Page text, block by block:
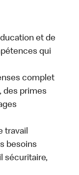
et de
qui
complet
des primes
travail
besoins
sécuritaire,